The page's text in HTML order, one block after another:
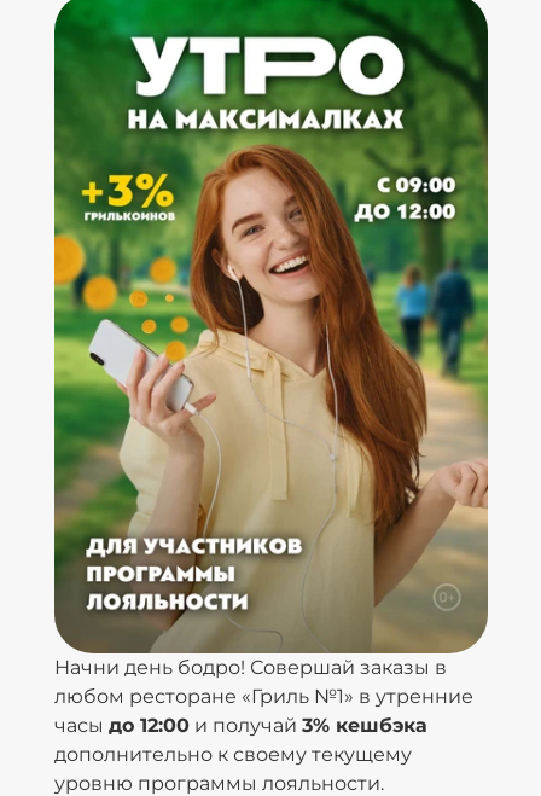
Начни день бодро! Совершай заказы в
любом ресторане «Гриль №1» в утренние
часы до 12:00и получай 3% кешбэка
дополнительно к своему текущему
уровню программы лояльности.